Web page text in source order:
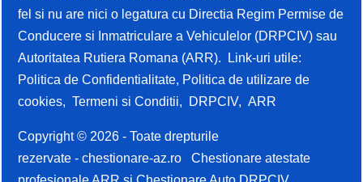
fel si nu are nici o legatura cu Directia Regim Permise de
Conducere si Inmatriculare a Vehiculelor (DRPCIV) sau
Autoritatea Rutiera Romana (ARR). Link-uri utile:
Politica de Confidentialitate, Politica de utilizare de
cookies,Termeni si Conditii, DRPCIV,ARR
Copyright © 2026 - Toate drepturile
rezervate -chestionare-az.ro Chestionare atestate